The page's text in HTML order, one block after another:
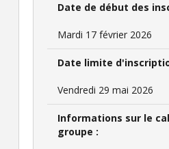
Date de début des
Mardi 17 février 2026
Date limite
Vendredi 29 mai 2026
Informations sur le
groupe :